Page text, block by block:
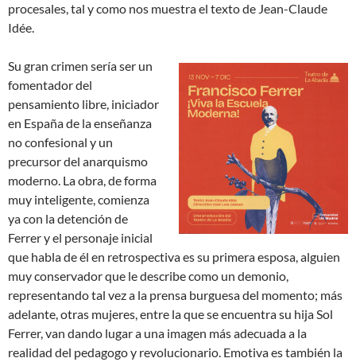
procesales, tal y como nos muestra el texto de Jean-Claude
Idée.
Su gran crimen sería ser un
fomentador del
pensamiento libre, iniciador
en España de la enseñanza
no confesional y un
precursor del anarquismo
moderno. La obra, de forma
muy inteligente, comienza
ya con la detención de
Ferrer y el personaje inicial
que habla de él en retrospectiva es su primera esposa, alguien
muy conservador que le describe como un demonio,
representando tal vez a la prensa burguesa del momento; más
adelante, otras mujeres, entre la que se encuentra su hija Sol
Ferrer, van dando lugar a una imagen más adecuada a la
realidad del pedagogo y revolucionario. Emotiva es también la